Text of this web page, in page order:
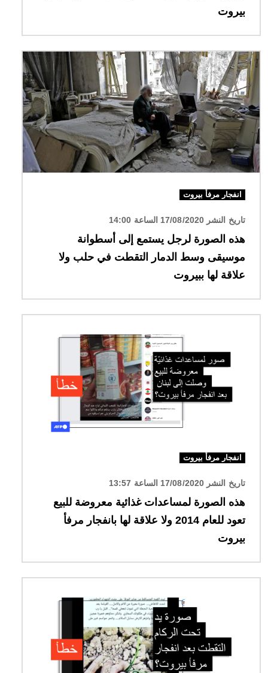
بيروت
الصورة
انفجار مرفأ بيروت
تاريخ النشر 17/08/2020 الساعة 14:00
هذه الصورة لرجل يستمع إلى أسطوانة
موسيقى وسط الدمار التقطت في حلب ولا
علاقة لها ببيروت
انفجار مرفأ بيروت
تاريخ النشر 17/08/2020 الساعة 13:57
هذه الصورة لمساعدات غذائية معروضة للبيع
تعود للعام 2014 ولا علاقة لها بانفجار مرفأ
بيروت